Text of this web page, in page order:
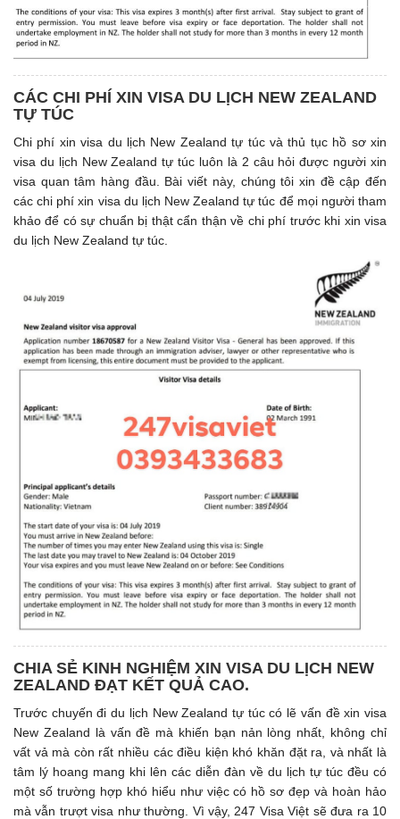
CÁC CHI PHÍ XIN VISA DU LỊCH NEW ZEALAND
TỰ TÚC
Chi phí xin visa du lịch New Zealand tự túc và thủ tục hồ sơ xin
visa du lịch New Zealand tự túc luôn là 2 câu hỏi được người xin
visa quan tâm hàng đầu. Bài viết này, chúng tôi xin đề cập đến
các chi phí xin visa du lịch New Zealand tự túc để mọi người tham
khảo để có sự chuẩn bị thật cẩn thận về chi phí trước khi xin visa
du lịch New Zealand tự túc.
CHIA SẺ KINH NGHIỆM XIN VISA DU LỊCH NEW
ZEALAND ĐẠT KẾT QUẢ CAO.
Trước chuyến đi du lịch New Zealand tự túc có lẽ vấn đề xin visa
New Zealand là vấn đề mà khiến bạn nản lòng nhất, không chỉ
vất vả mà còn rất nhiều các điều kiện khó khăn đặt ra, và nhất là
tâm lý hoang mang khi lên các diễn đàn về du lịch tự túc đều có
một số trường hợp khó hiểu như việc có hồ sơ đẹp và hoàn hảo
mà vẫn trượt visa như thường. Vì vậy, 247 Visa Việt sẽ đưa ra 10